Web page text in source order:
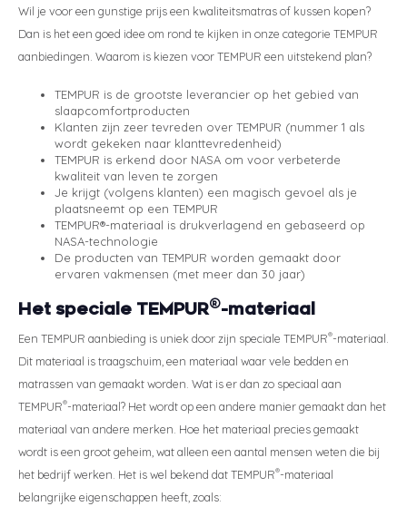
Wil je voor een gunstige prijs een kwaliteitsmatras of kussen kopen?
Dan is het een goed idee om rond te kijken in onze categorie TEMPUR
aanbiedingen. Waarom is kiezen voor TEMPUR een uitstekend plan?
TEMPUR is de grootste leverancier op het gebied van
slaapcomfortproducten
Klanten zijn zeer tevreden over TEMPUR (nummer 1 als
wordt gekeken naar klanttevredenheid)
TEMPUR is erkend door NASA om voor verbeterde
kwaliteit van leven te zorgen
Je krijgt (volgens klanten) een magisch gevoel als je
plaatsneemt op een TEMPUR
TEMPUR®-materiaal is drukverlagend en gebaseerd op
NASA-technologie
De producten van TEMPUR worden gemaakt door
ervaren vakmensen (met meer dan 30 jaar)
Het speciale TEMPUR®-materiaal
Een TEMPUR aanbieding is uniek door zijn speciale TEMPUR®-materiaal.
Dit materiaal is traagschuim, een materiaal waar vele bedden en
matrassen van gemaakt worden. Wat is er dan zo speciaal aan
TEMPUR®-materiaal? Het wordt op een andere manier gemaakt dan het
materiaal van andere merken. Hoe het materiaal precies gemaakt
wordt is een groot geheim, wat alleen een aantal mensen weten die bij
het bedrijf werken. Het is wel bekend dat TEMPUR®-materiaal
belangrijke eigenschappen heeft, zoals: